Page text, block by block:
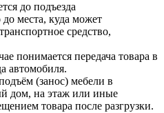
до подъезда
места, куда может
средство,
понимается передача товара в
автомобиля.
(занос) мебели в
дом, на этаж или иные
товара после разгрузки.